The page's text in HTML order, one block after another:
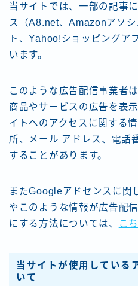
当サイトでは、一部の記事
ス（A8.net、Amazonアソ
ト、Yahoo!ショッピングア
います。
このような広告配信事業者
商品やサービスの広告を表
イトへのアクセスに関する
所、メール アドレス、電話
することがあります。
またGoogleアドセンスに関
やこのような情報が広告配
にする方法については、
こ
当サイトが使用している
いて